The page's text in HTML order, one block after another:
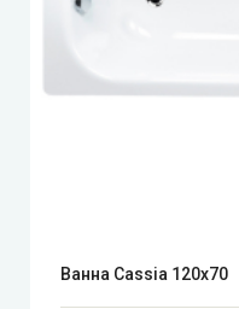
Ванна Cassia 120x70